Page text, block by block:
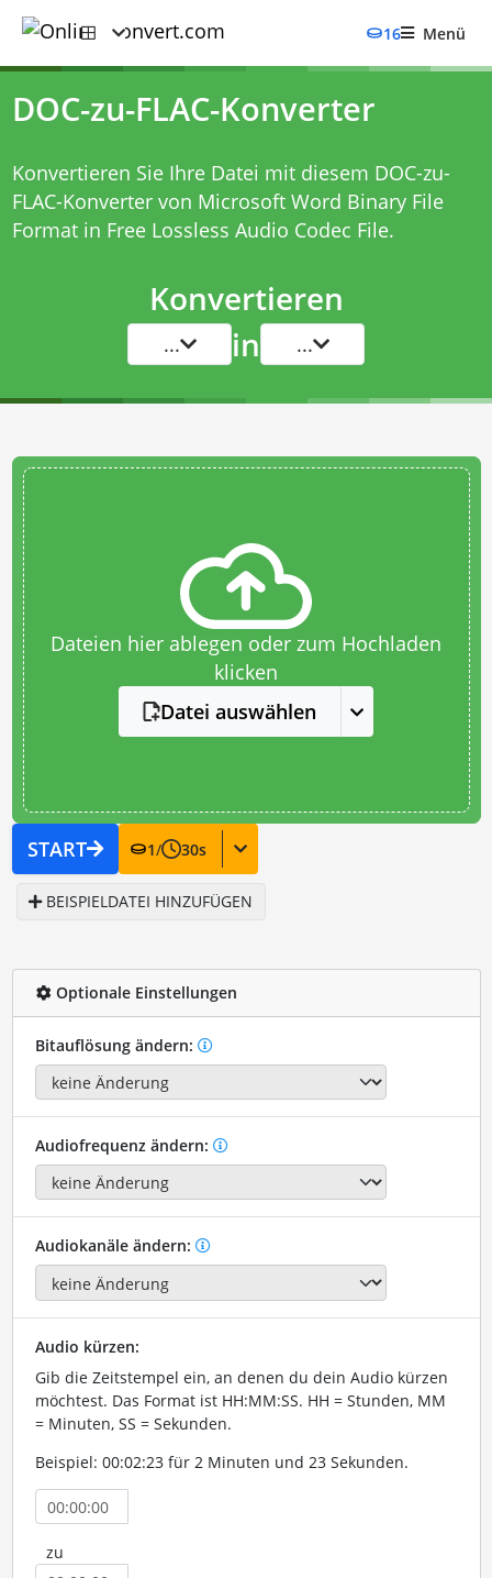
16 Menü
DOC-zu-FLAC-Konverter
Konvertieren Sie Ihre Datei mit diesem DOC-zu-
FLAC-Konvertervon Microsoft Word Binary File
Format in Free Lossless Audio Codec File.
Konvertieren
... in ...
Dateien hier ablegen oder zum Hochladen
klicken
Datei auswählen
START 1/ 30s
BEISPIELDATEI HINZUFÜGEN
Optionale Einstellungen
Bitauflösung ändern:
Audiofrequenz ändern:
Audiokanäle ändern:
Audio kürzen:
Gib die Zeitstempel ein, an denen du dein Audio kürzen
möchtest. Das Format ist HH:MM:SS. HH = Stunden, MM
= Minuten, SS = Sekunden.
Beispiel: 00:02:23 für 2 Minuten und 23 Sekunden.
zu